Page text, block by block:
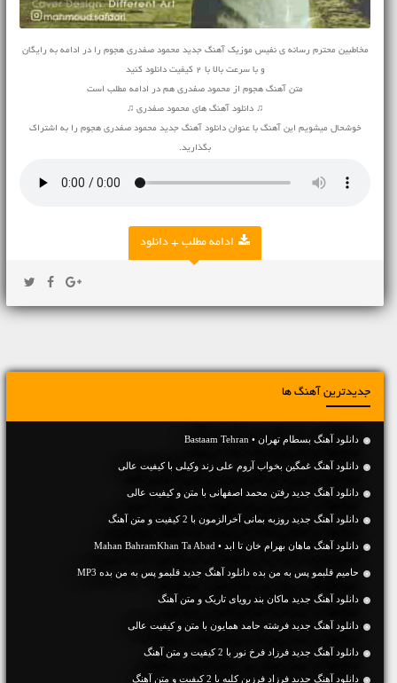
مخاطبین محترم رسانه ی نفیس موزیک آهنگ جدید محمود صفدری هجوم را در ادامه به رایگان
و با سرعت بالا با 2 کیفیت دانلود کنید
متن آهنگ هجوم از محمود صفدری هم در ادامه مطلب است
♫ دانلود آهنگ های محمود صفدری ♫
خوشحال میشویم این آهنگ با عنوان دانلود آهنگ جدید محمود صفدری هجوم را به اشتراک
بگذارید.
ادامه مطلب + دانلود
جدیدترین آهنگ ها
دانلود آهنگ بسطام تهران • Bastaam Tehran
دانلود آهنگ غمگین بخواب آروم علی زند وکیلی با کیفیت عالی
دانلود آهنگ جديد رفتن محمد اصفهانی با متن و کیفیت عالی
دانلود آهنگ جديد روزبه بمانی آخرالزمون با 2 کیفیت و متن آهنگ
دانلود آهنگ ماهان بهرام خان تا ابد • Mahan BahramKhan Ta Abad
حامیم قلبمو پس به من بده دانلود آهنگ جدید قلبمو پس به من بده MP3
دانلود آهنگ جديد ماکان بند رویای تاریک و متن آهنگ
دانلود آهنگ جديد فرشته حامد همایون با متن و کیفیت عالی
دانلود آهنگ جديد فرزاد فرخ نور با 2 کیفیت و متن آهنگ
دانلود آهنگ جديد فرزاد فرزین کلبه با 2 کیفیت و متن آهنگ